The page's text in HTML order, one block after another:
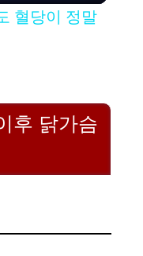
혈당이 정말
후 닭가슴